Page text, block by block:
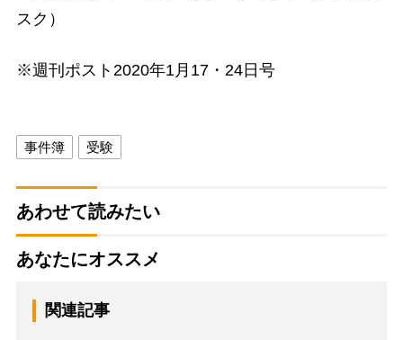
スク）
※週刊ポスト2020年1月17・24日号
事件簿 受験
あわせて読みたい
あなたにオススメ
関連記事